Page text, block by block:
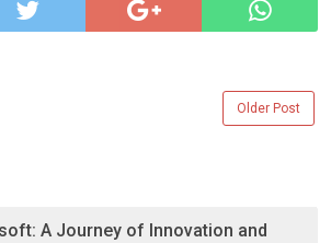
Older Post
A Journey of Innovation and